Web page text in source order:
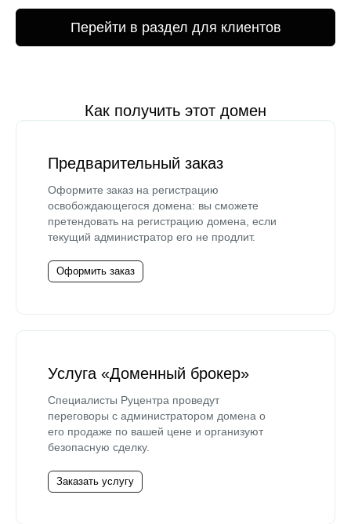
Перейти в раздел для клиентов
Как получить этот домен
Предварительный заказ
Оформите заказ на регистрацию
освобождающегося домена: вы сможете
претендовать на регистрацию домена, если
текущий администратор его не продлит.
Оформить заказ
Услуга «Доменный брокер»
Специалисты Руцентра проведут
переговоры с администратором домена о
его продаже по вашей цене и организуют
безопасную сделку.
Заказать услугу